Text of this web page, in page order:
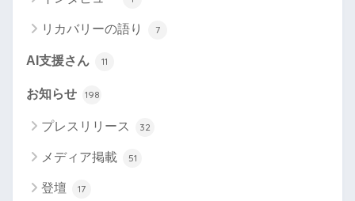
リカバリーの語り 7
AI支援さん 11
お知らせ 198
プレスリリース 32
メディア掲載 51
登壇 17